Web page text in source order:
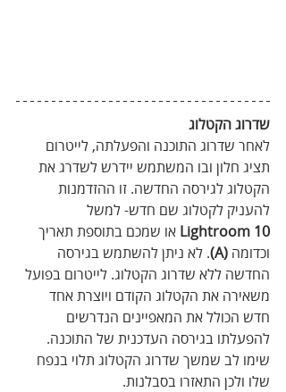
שדרוג הקטלוג
לאחר שדרוג התוכנה והפעלתה, לייטרום
תציג חלון ובו המשתמש יידרש לשדרג את
הקטלוג לגירסה החדשה. זו ההזדמנות
להעניק לקטלוג שם חדש- למשל
Lightroom 10 או שמכם בתוספת תאריך
וכדומה (A)
. לא ניתן להשתמש בגירסה
החדשה ללא שדרוג הקטלוג. לייטרום בפועל
משאירה את הקטלוג הקודם ויוצרת אחד
חדש הכולל את המאפיינים הנדרשים
להפעלתו בגירסה העדכנית של התוכנה.
שימו לב שמשך שדרוג הקטלוג תלוי בנפח
שלו ולכן התאזרו בסבלנות.